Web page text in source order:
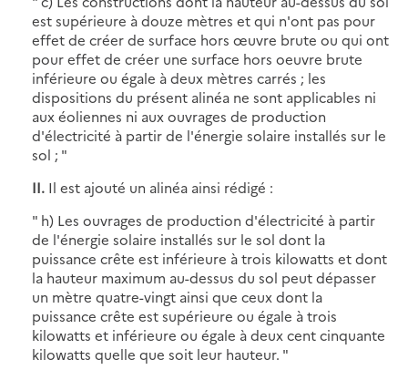
est supérieure à douze mètres et qui n'ont pas pour
effet de créer de surface hors œuvre brute ou qui ont
pour effet de créer une surface hors oeuvre brute
inférieure ou égale à deux mètres carrés ; les
dispositions du présent alinéa ne sont applicables ni
aux éoliennes ni aux ouvrages de production
d'électricité à partir de l'énergie solaire installés sur le
sol ; "
II. Il est ajouté un alinéa ainsi rédigé :
" h) Les ouvrages de production d'électricité à partir
de l'énergie solaire installés sur le sol dont la
puissance crête est inférieure à trois kilowatts et dont
la hauteur maximum au-dessus du sol peut dépasser
un mètre quatre-vingt ainsi que ceux dont la
puissance crête est supérieure ou égale à trois
kilowatts et inférieure ou égale à deux cent cinquante
kilowatts quelle que soit leur hauteur. "